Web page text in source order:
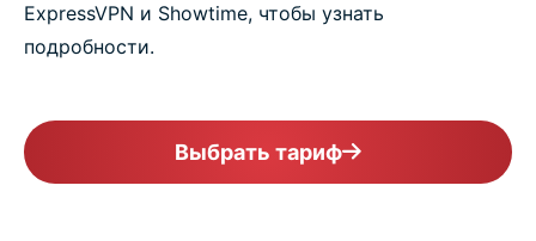
ExpressVPN и Showtime, чтобы узнать
подробности.
Выбрать тариф